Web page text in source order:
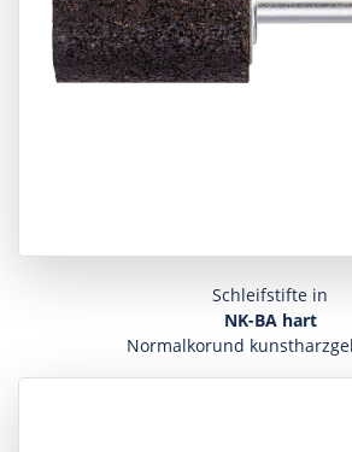
Schleifstifte in
NK-BA hart
Normalkorund